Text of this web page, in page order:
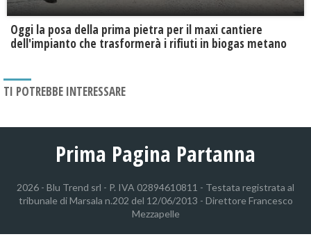
Oggi la posa della prima pietra per il maxi cantiere
dell'impianto che trasformerà i rifiuti in biogas metano
TI POTREBBE INTERESSARE
Prima Pagina Partanna
2026 - Blu Trend srl - P. IVA 02894610811 - Testata registrata al
tribunale di Marsala n.202 del 12/06/2013 - Direttore Francesco
Mezzapelle